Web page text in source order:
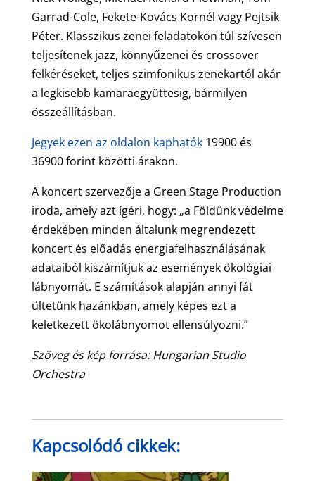
Garrad-Cole, Fekete-Kovács Kornél vagy Pejtsik
Péter. Klasszikus zenei feladatokon túl szívesen
teljesítenek jazz, könnyűzenei és crossover
felkéréseket, teljes szimfonikus zenekartól akár
a legkisebb kamaraegyüttesig, bármilyen
összeállításban.
Jegyek ezen az oldalon kaphatók19900 és
36900 forint közötti árakon.
A koncert szervezője a Green Stage Production
iroda, amely azt ígéri, hogy: „a Földünk védelme
érdekében minden általunk megrendezett
koncert és előadás energiafelhasználásának
adataiból kiszámítjuk az események ökológiai
lábnyomát. E számítások alapján annyi fát
ültetünk hazánkban, amely képes ezt a
keletkezett ökolábnyomot ellensúlyozni.”
Szöveg és kép forrása: Hungarian Studio
Orchestra
Kapcsolódó cikkek: